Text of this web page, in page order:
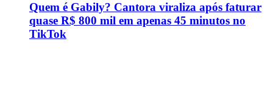
Quem é Gabily? Cantora viraliza após faturar
quase R$ 800 mil em apenas 45 minutos no
TikTok